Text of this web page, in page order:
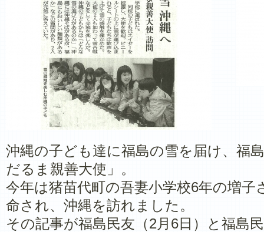
沖縄の子ども達に福島の雪を届け、福
だるま親善大使」。
今年は猪苗代町の吾妻小学校6年の増
命され、沖縄を訪れました。
その記事が福島民友（2月6日）と福島